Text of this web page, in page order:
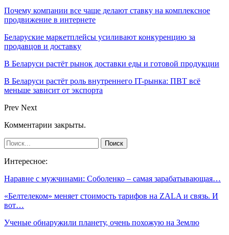
Почему компании все чаще делают ставку на комплексное
продвижение в интернете
Беларуские маркетплейсы усиливают конкуренцию за
продавцов и доставку
В Беларуси растёт рынок доставки еды и готовой продукции
В Беларуси растёт роль внутреннего IT-рынка: ПВТ всё
меньше зависит от экспорта
Prev Next
Комментарии закрыты.
Интересное:
Наравне с мужчинами: Соболенко – самая зарабатывающая…
«Белтелеком» меняет стоимость тарифов на ZALA и связь. И
вот…
Ученые обнаружили планету, очень похожую на Землю